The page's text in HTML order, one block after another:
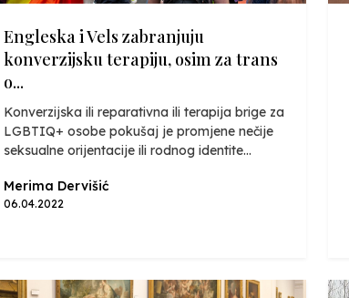
Engleska i Vels zabranjuju
konverzijsku terapiju, osim za trans
o...
Konverzijska ili reparativna ili terapija brige za
LGBTIQ+ osobe pokušaj je promjene nečije
seksualne orijentacije ili rodnog identite...
Merima Dervišić
06.04.2022